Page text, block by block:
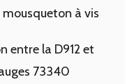
à vis
entre la D912 et
73340